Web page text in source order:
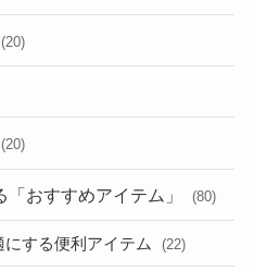
(20)
(20)
おすすめアイテム」 (80)
する便利アイテム (22)